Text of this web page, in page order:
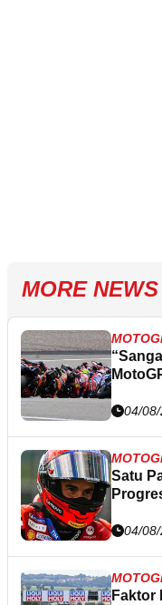
MORE NEWS
04/
Satu
04/
Faktor